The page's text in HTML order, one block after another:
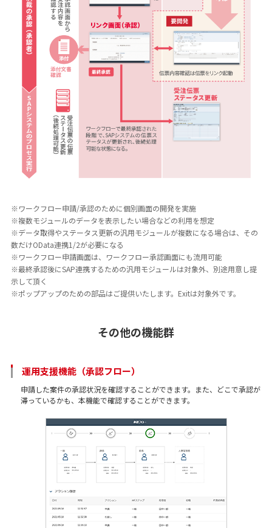
※ワークフロー申請/承認のために個別画面の開発を実施
※複数モジュールのデータを表示したい場合などの利用を想定
※データ取得やステータス更新の汎用モジュールが複数になる場合は、その
数だけOData連携1/2が必要になる
※ワークフロー申請画面は、ワークフロー承認画面にも流用可能
※最終承認後にSAP連携するための汎用モジュールは対象外、別途用意し提
示して頂く
※ポップアップのための部品はご提供いたします。Exitは対象外です。
その他の機能群
運用支援機能（承認フロー）
申請した案件の承認状況を確認することができます。また、どこで承認が
滞っているかも、本機能で確認することができます。